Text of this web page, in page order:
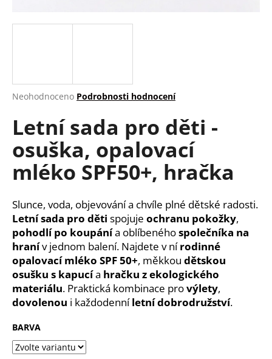
Průměrné
produktu
je
z
hvězdiček.
Neohodnoceno Podrobnosti hodnocení
Letní sada pro děti -
osuška, opalovací
mléko SPF50+, hračka
Slunce, voda, objevování a chvíle plné dětské radosti.
Letní sada pro děti spojuje ochranu pokožky,
pohodlí po koupánía oblíbenéhospolečníka na
hranív jednom balení. Najdete v nírodinné
opalovací mléko SPF 50+, měkkou dětskou
osušku s kapucía hračku z ekologického
materiálu. Praktická kombinace provýlety,
dovolenou i každodenníletní dobrodružství.
BARVA
j
?
o
p
o
r
u
č
u
j
m
e